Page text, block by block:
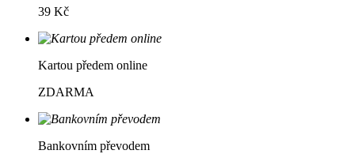
39 Kč
Kartou předem online
ZDARMA
Bankovním převodem